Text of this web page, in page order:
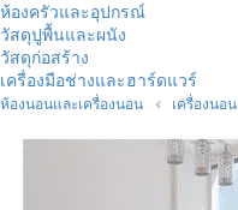
ห้องครัวและอุปกรณ์
วัสดุปูพื้นและผนัง
วัสดุก่อสร้าง
เครื่องมือช่างและฮาร์ดแวร์
ห้องนอนและเครื่องนอน เครื่องนอน